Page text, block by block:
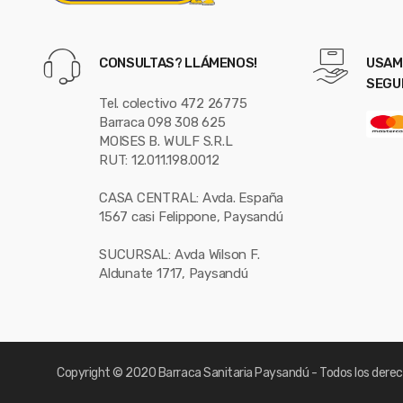
CONSULTAS? LLÁMENOS!
Tel. colectivo 472 26775
Barraca 098 308 625
MOISES B. WULF S.R.L
RUT: 12.011.198.0012
CASA CENTRAL: Avda. España
1567 casi Felippone, Paysandú
SUCURSAL: Avda Wilson F.
Aldunate 1717, Paysandú
Copyright© 2020 Barraca Sanitaria Paysandú - Todos los